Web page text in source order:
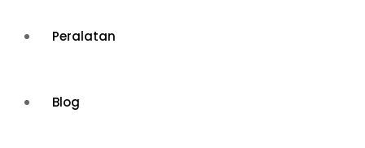
Peralatan
Blog